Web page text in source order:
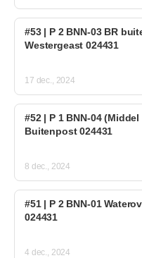
#53 | P 2 BNN-03 BR
Westergeast 024431
17 dec., 2024
#52 | P 1 BNN-04
Buitenpost 024431
8 dec., 2024
#51 | P 2 BNN-01
024431
4 dec., 2024